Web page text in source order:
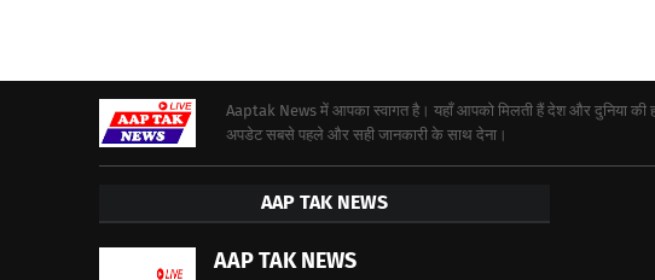
Aaptak News में आपका स्वागत है। यहाँ आपको मिलती हैं देश और दुनिया की
अपडेट सबसे पहले और सही जानकारी के साथ देना।
AAP TAK NEWS
AAP TAK NEWS